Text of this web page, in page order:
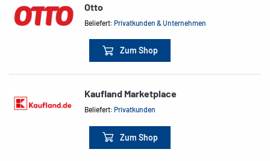
Otto
Beliefert:Privatkunden & Unternehmen
Zum Shop
Kaufland Marketplace
Beliefert:Privatkunden
Zum Shop